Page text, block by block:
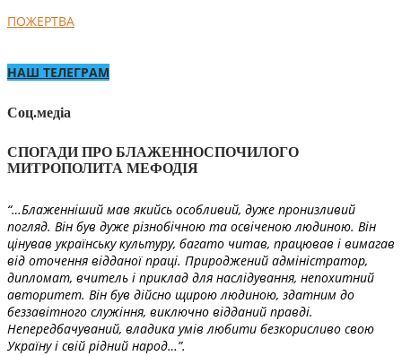
ПОЖЕРТВА
НАШ ТЕЛЕГРАМ
Соц.медіа
СПОГАДИ ПРО БЛАЖЕННОСПОЧИЛОГО
МИТРОПОЛИТА МЕФОДІЯ
“…Блаженніший мав якийсь особливий, дуже пронизливий
погляд. Він був дуже різнобічною та освіченою людиною. Він
цінував українську культуру, багато читав, працював і вимагав
від оточення відданої праці. Природжений адміністратор,
дипломат, вчитель і приклад для наслідування, непохитний
авторитет. Він був дійсно щирою людиною, здатним до
беззавітного служіння, виключно відданий правді.
Непередбачуваний, владика умів любити безкорисливо свою
Україну і свій рідний народ…”.